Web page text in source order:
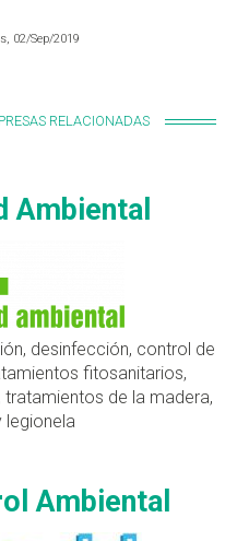
02/Sep/2019
RELACIONADAS
Ambiental
desinfección, control de
fitosanitarios,
de la madera,
legionela
Ambiental